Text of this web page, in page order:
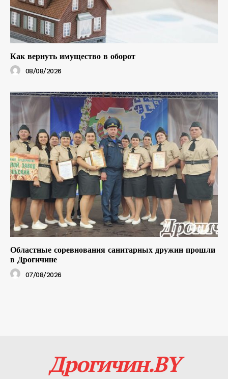
Как вернуть имущество в оборот
08/08/2026
Областные соревнования санитарных дружин прошли
в Дрогичине
07/08/2026
Дрогичин.BY